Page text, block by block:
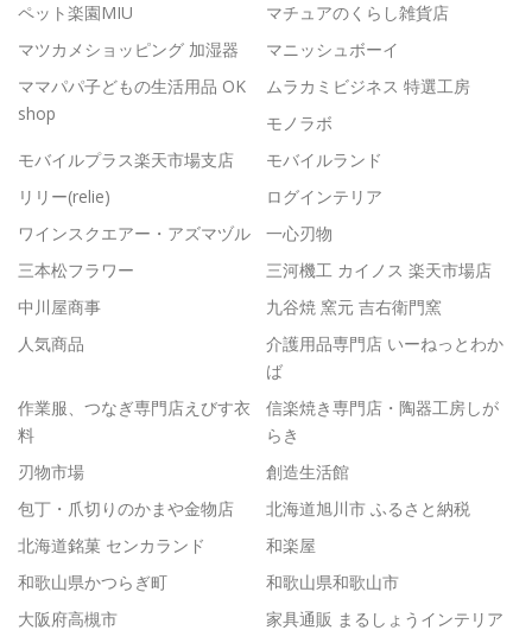
ペット楽園MIU
マチュアのくらし雑貨店
マツカメショッピング 加湿器
マニッシュボーイ
ママパパ子どもの生活用品 OK
shop
ムラカミビジネス 特選工房
モノラボ
モバイルプラス楽天市場支店
モバイルランド
リリー(relie)
ログインテリア
ワインスクエアー・アズマヅル
一心刃物
三本松フラワー
三河機工 カイノス 楽天市場店
中川屋商事
九谷焼 窯元 吉右衛門窯
人気商品
介護用品専門店 いーねっとわか
ば
作業服、つなぎ専門店えびす衣
料
信楽焼き専門店・陶器工房しが
らき
刃物市場
創造生活館
包丁・爪切りのかまや金物店
北海道旭川市 ふるさと納税
北海道銘菓 センカランド
和楽屋
和歌山県かつらぎ町
和歌山県和歌山市
大阪府高槻市
家具通販 まるしょうインテリア